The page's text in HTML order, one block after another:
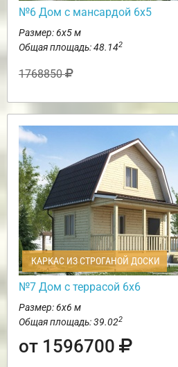
№6 Дом с мансардой 6х5
Размер: 6х5 м
Общая площадь: 48.142
1768850
КАРКАС ИЗ СТРОГАНОЙ ДОСКИ
№7 Дом с террасой 6х6
Размер: 6х6 м
Общая площадь: 39.022
от 1596700